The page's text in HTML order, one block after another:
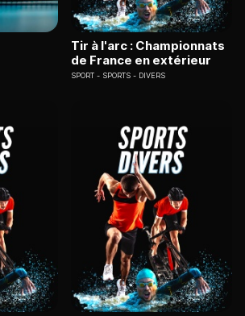
Tir à l'arc : Championnats
de France en extérieur
SPORT SPORTS - DIVERS